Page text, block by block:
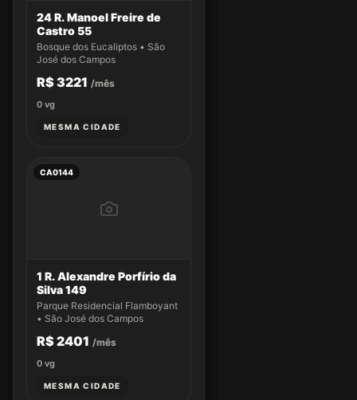
24 R. Manoel Freire de
Castro 55
Bosque dos Eucaliptos • São
José dos Campos
R$ 3221 /mês
0 vg
MESMA CIDADE
CA0144
1 R. Alexandre Porfírio da
Silva 149
Parque Residencial Flamboyant
• São José dos Campos
R$ 2401 /mês
0 vg
MESMA CIDADE